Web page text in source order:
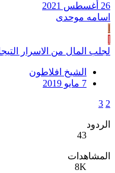
26 أغسطس 2021
اسامه موحدی
لجلب المال من الاسرار
الشيخ افلاطون
7 مايو 2019
2
3
الردود
43
المشاهدات
8K